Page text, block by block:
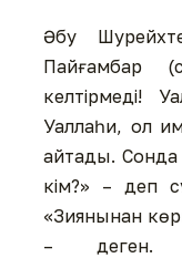
Әбу
Пайғамбар
келтірмеді!
Уаллаһи, ол
айтады. Сонда
кім?» – деп
«Зиянынан
– деген.